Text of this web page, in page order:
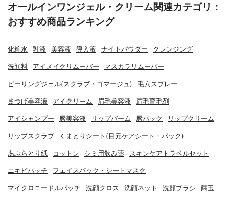
オールインワンジェル・クリーム関連カテゴリ：
おすすめ商品ランキング
化粧水 乳液 美容液 導入液 ナイトパウダー クレンジング
洗顔料 アイメイクリムーバー マスカラリムーバー
ピーリングジェル(スクラブ・ゴマージュ) 毛穴スプレー
まつげ美容液 アイクリーム 眉毛美容液 眉毛育毛剤
アイシャンプー 唇美容液 リップバーム 唇パック リップクリーム
リップスクラブ くまとりシート(目元ケアシート・パック)
あぶらとり紙 コットン シミ用飲み薬 スキンケアトラベルセット
ニキビパッチ フェイスパック・シートマスク
マイクロニードルパッチ 洗顔クロス 洗顔ネット 洗顔ブラシ 繭玉